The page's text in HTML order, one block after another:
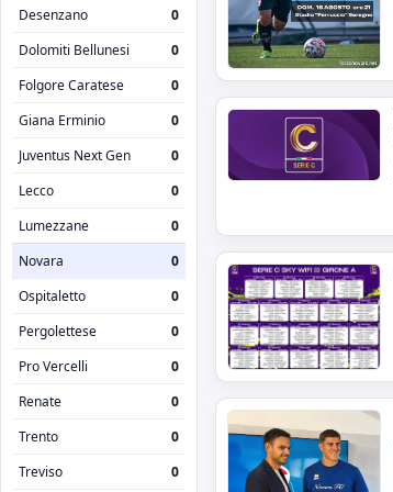
Desenzano
0
Dolomiti Bellunesi
0
Folgore Caratese
0
Giana Erminio
0
Juventus Next Gen
0
Lecco
0
Lumezzane
0
Novara
0
Ospitaletto
0
Pergolettese
0
Pro Vercelli
0
Renate
0
Trento
0
Treviso
0